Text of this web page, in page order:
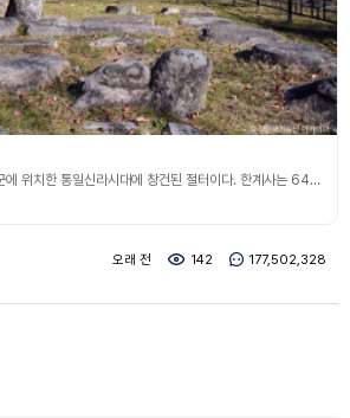
인제한계사지는 강원도 인제군에 위치한 통일신라시대에 창건된 절터이다. 한계사는 647년 자장율사에 의해 세워졌으나 여러 차례 화재로 중건되었고, 1683년 이후 백담사로 옮겨가면서 현재 절터만 남았다. 이 절터는 설악산국립공원 장수대 분소에서 서쪽으로 약 100m 숲 속에 위치하여 국도에서는 보이지 않는다. 1984년 강원대학교 조사반의 학술조사 결과 도자기, 토제품, 석제품, 금속제품이 다수 출토되었다. 발굴에서는 앞면 3칸, 옆면 3칸 규모의 금당터
오래 전 142 177,502,328